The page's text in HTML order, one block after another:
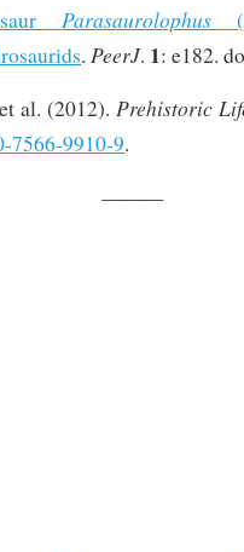
Parasaurolophus
. PeerJ. 1: e182.
al. (2012). Prehistoric
7566-9910-9.
———